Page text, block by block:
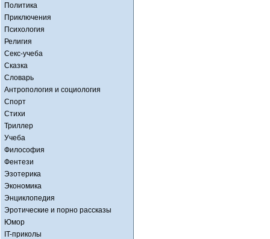
Политика
Приключения
Психология
Религия
Секс-учеба
Сказка
Словарь
Антропология и социология
Спорт
Стихи
Триллер
Учеба
Философия
Фентези
Эзотерика
Экономика
Энциклопедия
Эротические и порно рассказы
Юмор
IT-приколы